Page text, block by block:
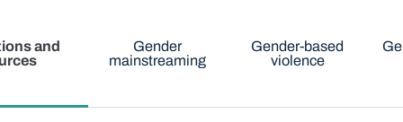
and
Gender
mainstreaming
Gender-based
violence